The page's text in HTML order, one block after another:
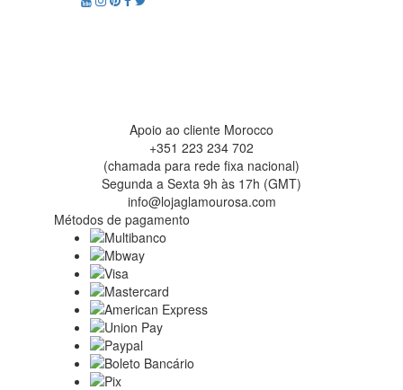
Apoio ao cliente Morocco
+351 223 234 702
(chamada para rede fixa nacional)
Segunda a Sexta 9h às 17h (GMT)
info@lojaglamourosa.com
Métodos de pagamento